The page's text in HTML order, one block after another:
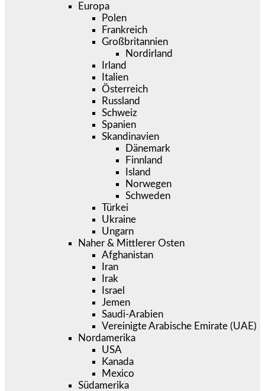
Europa
Polen
Frankreich
Großbritannien
Nordirland
Irland
Italien
Österreich
Russland
Schweiz
Spanien
Skandinavien
Dänemark
Finnland
Island
Norwegen
Schweden
Türkei
Ukraine
Ungarn
Naher & Mittlerer Osten
Afghanistan
Iran
Irak
Israel
Jemen
Saudi-Arabien
Vereinigte Arabische Emirate (UAE)
Nordamerika
USA
Kanada
Mexico
Südamerika